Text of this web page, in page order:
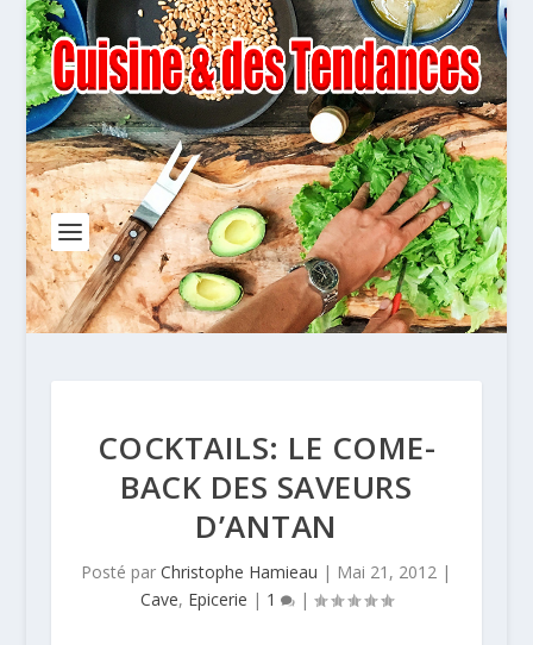
COCKTAILS: LE COME-
BACK DES SAVEURS
D’ANTAN
Posté parChristophe Hamieau | Mai 21, 2012 |
Cave, Epicerie | 1 |